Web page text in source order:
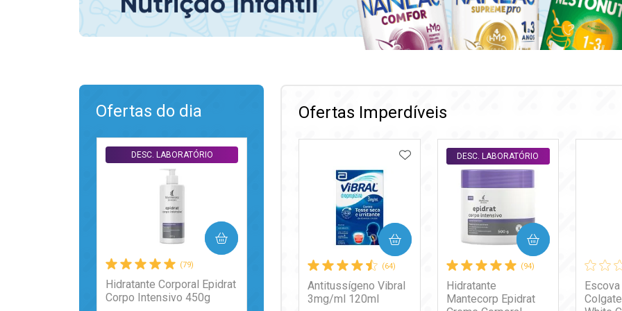
Ofertas do dia
(79)
Hidratante Corporal Epidrat
Corpo Intensivo 450g
DESC. LABORATÓRIO
COMPRAR
Ofertas Imperdíveis
(64)
Antitussígeno Vibral
3mg/ml 120ml
ADICIONAR AOS FAVORITOS
COMPRAR
(94)
Hidratante
Mantecorp Epidrat
DESC. LABORATÓRIO
DESC. LABORATÓRIO
COMPRAR